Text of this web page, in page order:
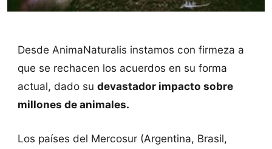
Desde AnimaNaturalis instamos con firmeza a
que se rechacen los acuerdos en su forma
actual, dado su devastador impacto sobre
millones de animales.
Los países del Mercosur (Argentina, Brasil,